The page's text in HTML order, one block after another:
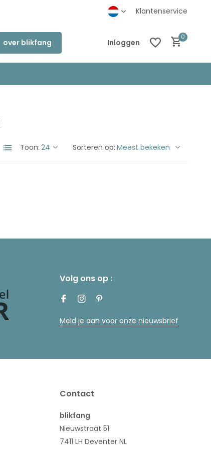
Klantenservice
over blikfang Inloggen
0
Toon: Sorteren op:
Volg ons op :
Meld je aan voor onze nieuwsbrief
Contact
blikfang
Nieuwstraat 51
7411 LH Deventer NL